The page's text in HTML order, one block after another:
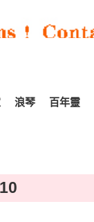
浪琴 百年靈